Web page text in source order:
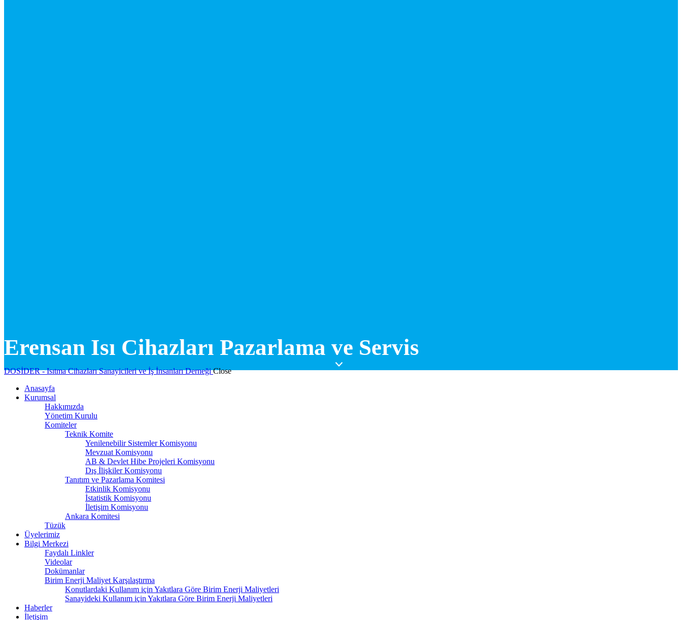
Erensan Isı Cihazları Pazarlama ve Servis
DOSİDER - Isıtma Cihazları Sanayicileri ve İş İnsanları Derneği Close
Anasayfa
Kurumsal
Hakkımızda
Yönetim Kurulu
Komiteler
Teknik Komite
Yenilenebilir Sistemler Komisyonu
Mevzuat Komisyonu
AB & Devlet Hibe Projeleri Komisyonu
Dış İlişkiler Komisyonu
Tanıtım ve Pazarlama Komitesi
Etkinlik Komisyonu
İstatistik Komisyonu
İletişim Komisyonu
Ankara Komitesi
Tüzük
Üyelerimiz
Bilgi Merkezi
Faydalı Linkler
Videolar
Dokümanlar
Birim Enerji Maliyet Karşılaştırma
Konutlardaki Kullanım için Yakıtlara Göre Birim Enerji Maliyetleri
Sanayideki Kullanım için Yakıtlara Göre Birim Enerji Maliyetleri
Haberler
İletişim